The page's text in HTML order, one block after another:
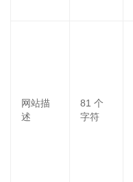
网站描
述
81 个
字符